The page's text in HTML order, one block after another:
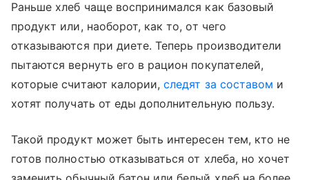
Раньше хлеб чаще воспринимался как базовый
продукт или, наоборот, как то, от чего
отказываются при диете. Теперь производители
пытаются вернуть его в рацион покупателей,
которые считают калории,следят за составом и
хотят получать от еды дополнительную пользу.
Такой продукт может быть интересен тем, кто не
готов полностью отказываться от хлеба, но хочет